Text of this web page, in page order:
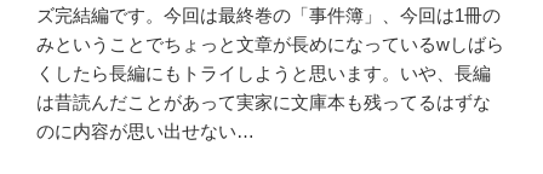
ィ
ー
っ
て
知
ズ完結編です。今回は最終巻の「事件簿」、今回は1冊の
みということでちょっと文章が長めになっているwしばら
くしたら長編にもトライしようと思います。いや、長編
は昔読んだことがあって実家に文庫本も残ってるはずな
のに内容が思い出せない…